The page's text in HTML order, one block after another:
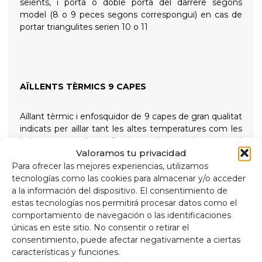
Valoramos tu privacidad
Para ofrecer las mejores experiencias, utilizamos
tecnologías como las cookies para almacenar y/o acceder
a la información del dispositivo. El consentimiento de
estas tecnologías nos permitirá procesar datos como el
comportamiento de navegación o las identificaciones
únicas en este sitio. No consentir o retirar el
consentimiento, puede afectar negativamente a ciertas
características y funciones.
seients, i porta o doble porta del darrere segons
model (8 o 9 peces segons correspongui) en cas de
portar triangulites serien 10 o 11
AÏLLENTS TÈRMICS 9 CAPES
Aïllant tèrmic i enfosquidor de 9 capes de gran qualitat
indicats per aïllar tant les altes temperatures com les
baixes per a més confort intern i proporcionant total
foscor per a les nits de descans, subjectats amb
ventoses de rosca de gran succió i fàcil extracció per
simplificar la seva col·locació
Composició
Alumini de 90 micres anti raigs ultraviolats i resistent
a ratllades.
Polietilè expandit 2mm.
Pel·lícula d'alumini de 38 micres, per a aïllament.